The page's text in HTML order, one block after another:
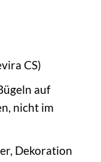
CS)
auf
nicht im
Dekoration